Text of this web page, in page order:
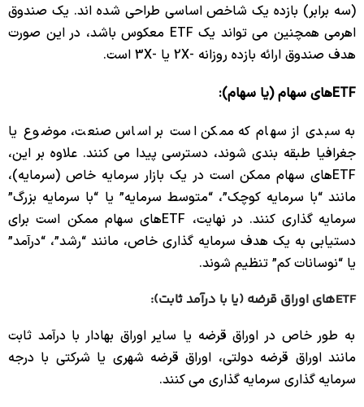
(سه برابر) بازده یک شاخص اساسی طراحی شده اند. یک صندوق
اهرمی همچنین می تواند یک ETF معکوس باشد، در این صورت
هدف صندوق ارائه بازده روزانه -2X یا -3X است.
ETFهای سهام (یا سهام):
به سبدی از سهام که ممکن است بر اساس صنعت، موضوع یا
جغرافیا طبقه بندی شوند، دسترسی پیدا می کنند. علاوه بر این،
ETFهای سهام ممکن است در یک بازار سرمایه خاص (سرمایه)،
مانند “با سرمایه کوچک”، “متوسط ​​سرمایه” یا “با سرمایه بزرگ”
سرمایه گذاری کنند. در نهایت، ETFهای سهام ممکن است برای
دستیابی به یک هدف سرمایه گذاری خاص، مانند “رشد”، “درآمد”
یا “نوسانات کم” تنظیم شوند.
ETFهای اوراق قرضه (یا با درآمد ثابت):
به طور خاص در اوراق قرضه یا سایر اوراق بهادار با درآمد ثابت
مانند اوراق قرضه دولتی، اوراق قرضه شهری یا شرکتی با درجه
سرمایه گذاری سرمایه گذاری می کنند.